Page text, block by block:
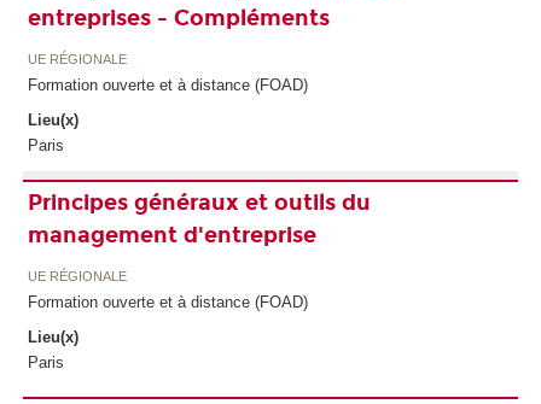
entreprises - Compléments
UE RÉGIONALE
Formation ouverte et à distance (FOAD)
Lieu(x)
Paris
Principes généraux et outils du
management d'entreprise
UE RÉGIONALE
Formation ouverte et à distance (FOAD)
Lieu(x)
Paris